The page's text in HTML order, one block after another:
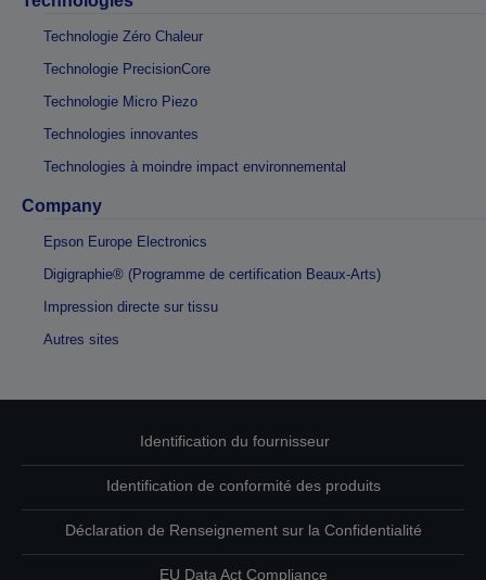
Technologie Zéro Chaleur
Technologie PrecisionCore
Technologie Micro Piezo
Technologies innovantes
Technologies à moindre impact environnemental
Company
Epson Europe Electronics
Digigraphie® (Programme de certification Beaux-Arts)
Impression directe sur tissu
Autres sites
Identification du fournisseur
Identification de conformité des produits
Déclaration de Renseignement sur la Confidentialité
EU Data Act Compliance